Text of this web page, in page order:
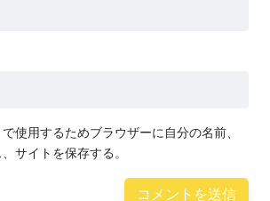
使用するためブラウザーに自分の名前、
サイトを保存する。